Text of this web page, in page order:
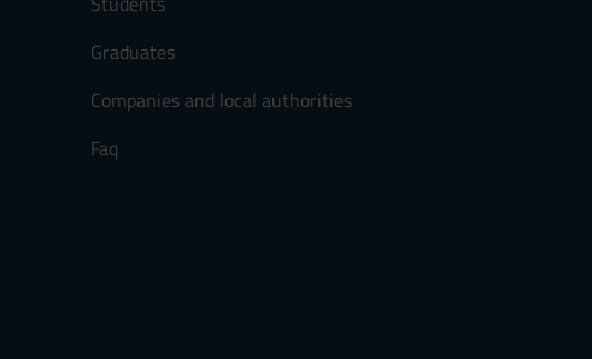
Graduates
Companies and local authorities
Faq